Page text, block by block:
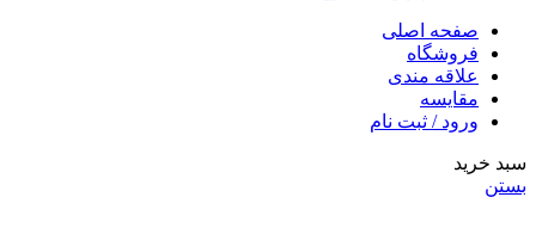
صفحه اصلی
فروشگاه
علاقه مندی
مقایسه
ورود / ثبت نام
سبد خرید
بستن